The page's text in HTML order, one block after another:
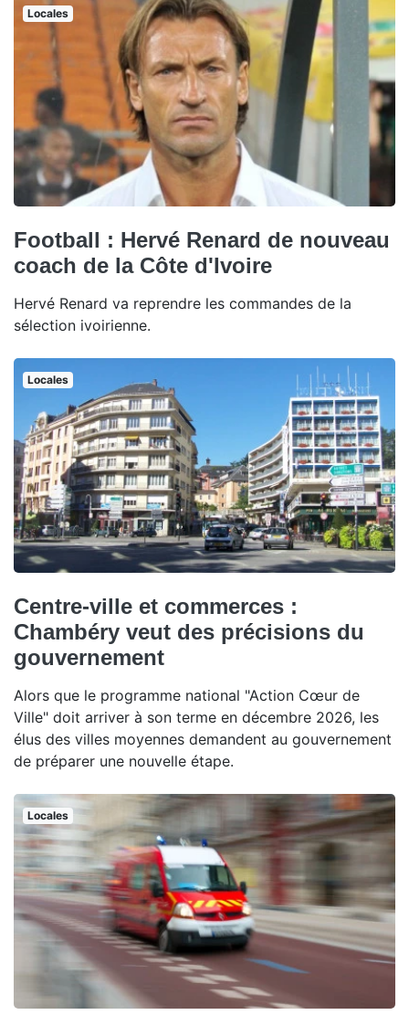
Locales
Football : Hervé Renard de nouveau
coach de la Côte d'Ivoire
Hervé Renard va reprendre les commandes de la
sélection ivoirienne.
Locales
Centre-ville et commerces :
Chambéry veut des précisions du
gouvernement
Alors que le programme national "Action Cœur de
Ville" doit arriver à son terme en décembre 2026, les
élus des villes moyennes demandent au gouvernement
de préparer une nouvelle étape.
Locales